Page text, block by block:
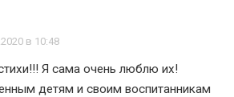
в 10:48
Я сама очень люблю их!
детям и своим воспитанникам